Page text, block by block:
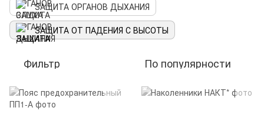
ЗАЩИТА ОРГАНОВ ДЫХАНИЯ
ЗАЩИТА ОТ ПАДЕНИЯ С ВЫСОТЫ
Фильтр По популярности